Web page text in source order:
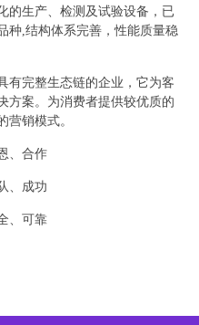
的生产、检测及试验设备，已
种,结构体系完善，性能质量稳
有完整生态链的企业，它为客
方案。为消费者提供较优质的
营销模式。
、合作
、成功
、可靠